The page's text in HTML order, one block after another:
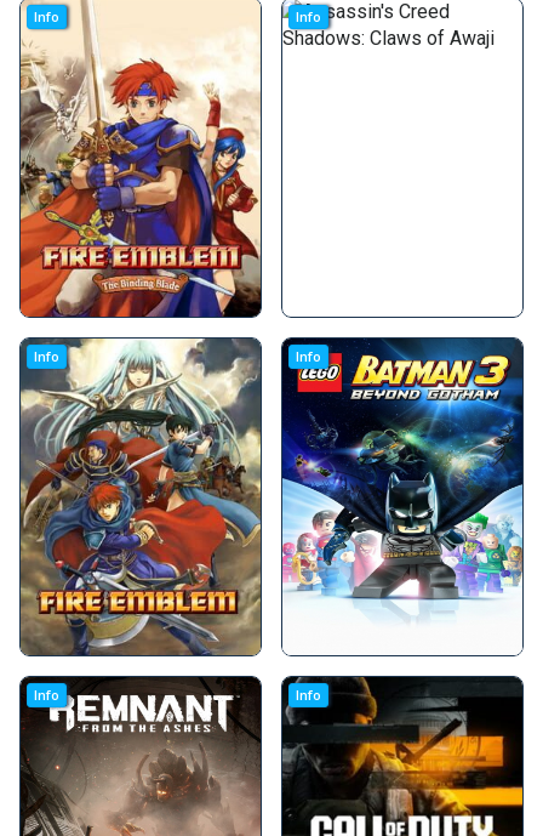
Info Info
Info Info
Info Info